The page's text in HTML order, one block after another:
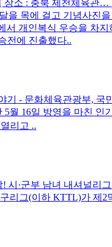
장소 : 충북 제천체육관…
목에 걸고 기념사
서 개인복식 우승을 차
전에 진출했다..
- 문화체육관광부,
16일 방영을 마친
리고 ..
·군부 남녀 내셔널
그(이하 KTTL)가 제